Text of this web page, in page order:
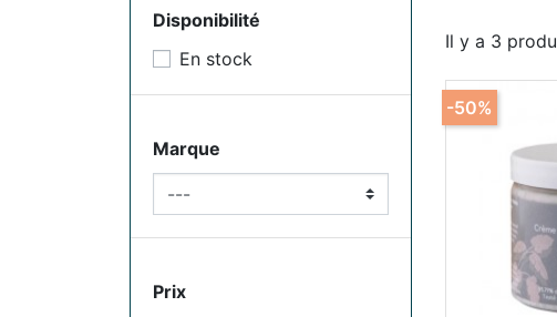
Disponibilité
En stock
Marque
Prix
Il y a 3
-50%